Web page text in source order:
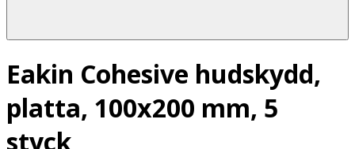
Eakin Cohesive hudskydd,
platta, 100x200 mm, 5
styck